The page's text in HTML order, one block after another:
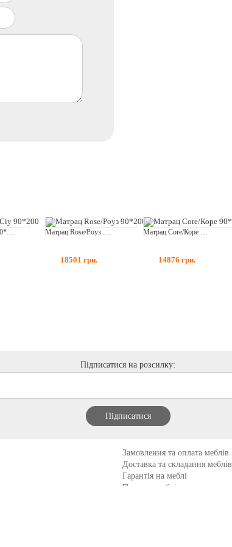
18501 грн. 14876 грн.
Підписатися на розсилку:
Замовлення та оплата меблів
Доставка та складання меблів
Гарантія на меблі
Покупка меблів у кредит